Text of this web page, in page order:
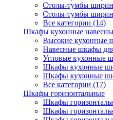
Столы-тумбы
Столы-тумбы
Все категории (14)
Шкафы кухонные
Высокие кухонные
Навесные шкафы
Угловые кухонные
Шкафы кухонные
Шкафы кухонные
Все категории (17)
Шкафы горизонтальные
Шкафы
Шкафы